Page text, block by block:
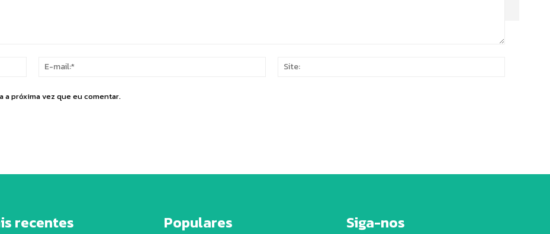
Nome:*
a próxima vez que eu comentar.
recentes Populares Siga-nos